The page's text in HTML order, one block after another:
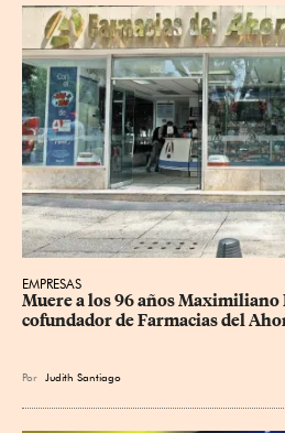
EMPRESAS
Muere a los 96 años
cofundador de Farmacias del
Por Judith Santiago